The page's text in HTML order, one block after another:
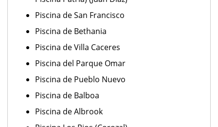
Piscina de San Francisco
Piscina de Bethania
Piscina de Villa Caceres
Piscina del Parque Omar
Piscina de Pueblo Nuevo
Piscina de Balboa
Piscina de Albrook